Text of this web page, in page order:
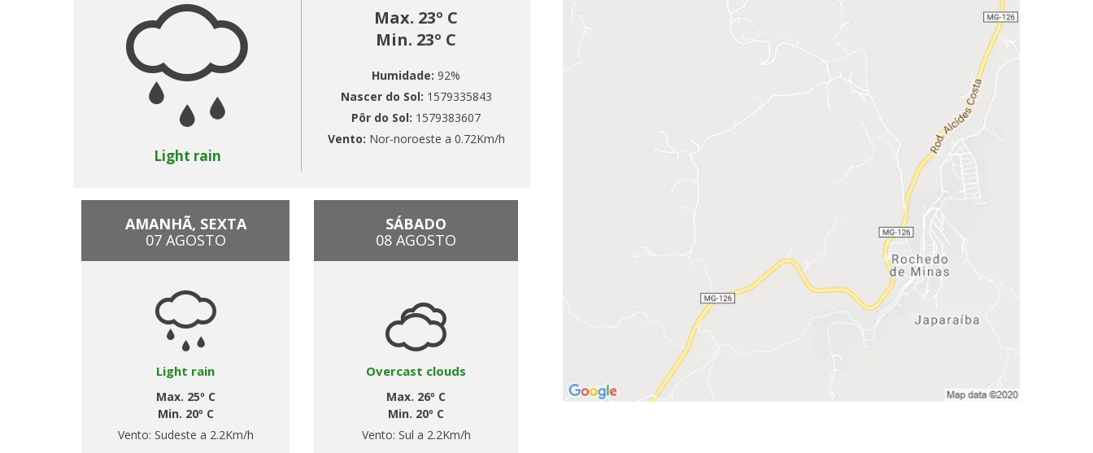
Light rain
Max. 23º C
Min. 23º C
Humidade: 92%
Nascer do Sol: 1579335843
Pôr do Sol: 1579383607
Vento: Nor-noroeste a 0.72Km/h
AMANHÃ, SEXTA
07 AGOSTO
Light rain
Max. 25º C
Min. 20º C
Vento: Sudeste a 2.2Km/h
SÁBADO
08 AGOSTO
Overcast clouds
Max. 26º C
Min. 20º C
Vento: Sul a 2.2Km/h